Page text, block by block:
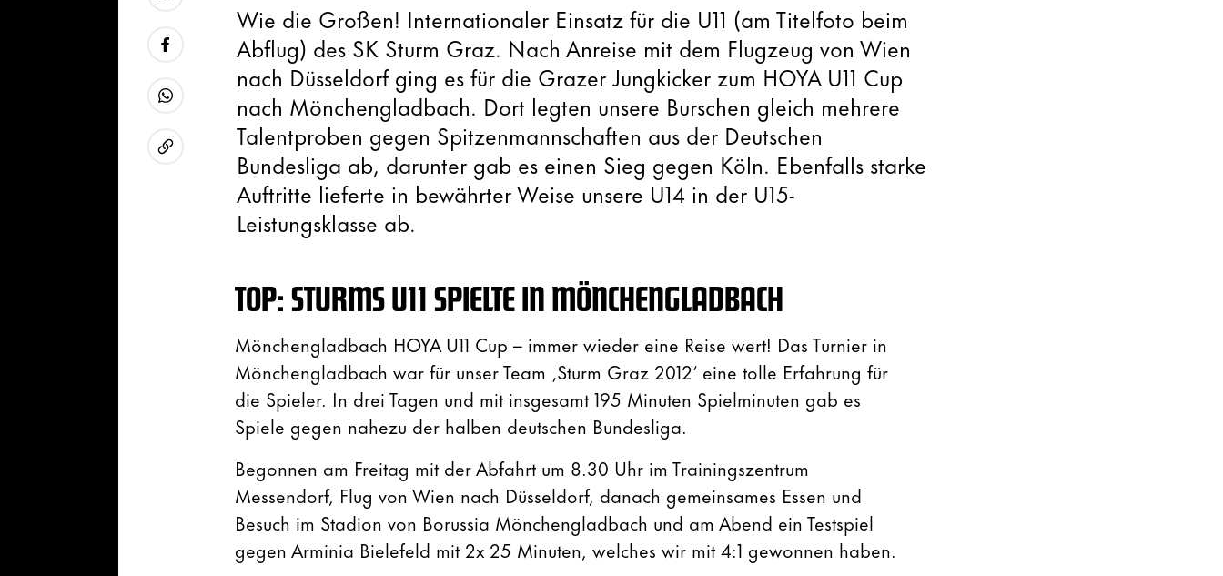
URL kopieren
Wie die Großen! Internationaler Einsatz für die U11 (am Titelfoto beim
Abflug) des SK Sturm Graz. Nach Anreise mit dem Flugzeug von Wien
nach Düsseldorf ging es für die Grazer Jungkicker zum HOYA U11 Cup
nach Mönchengladbach. Dort legten unsere Burschen gleich mehrere
Talentproben gegen Spitzenmannschaften aus der Deutschen
Bundesliga ab, darunter gab es einen Sieg gegen Köln. Ebenfalls starke
Auftritte lieferte in bewährter Weise unsere U14 in der U15-
Leistungsklasse ab.
TOP: STURMS U11 SPIELTE IN MÖNCHENGLADBACH
Mönchengladbach HOYA U11 Cup – immer wieder eine Reise wert! Das Turnier in
Mönchengladbach war für unser Team ‚Sturm Graz 2012‘ eine tolle Erfahrung für
die Spieler. In drei Tagen und mit insgesamt 195 Minuten Spielminuten gab es
Spiele gegen nahezu der halben deutschen Bundesliga.
Begonnen am Freitag mit der Abfahrt um 8.30 Uhr im Trainingszentrum
Messendorf, Flug von Wien nach Düsseldorf, danach gemeinsames Essen und
Besuch im Stadion von Borussia Mönchengladbach und am Abend ein Testspiel
gegen Arminia Bielefeld mit 2x 25 Minuten, welches wir mit 4:1 gewonnen haben.